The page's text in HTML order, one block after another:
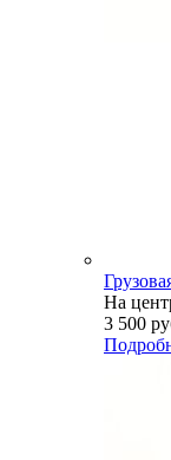
На
3 500